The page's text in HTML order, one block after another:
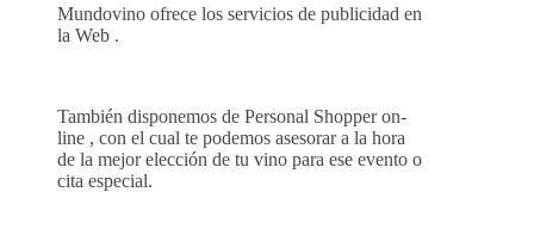
Mundovino ofrece los servicios de publicidad en
la Web .
También disponemos de Personal Shopper on-
line , con el cual te podemos asesorar a la hora
de la mejor elección de tu vino para ese evento o
cita especial.